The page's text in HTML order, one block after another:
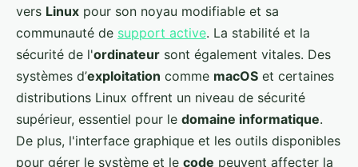
vers Linux pour son noyau modifiable et sa
communauté de support active. La stabilité et la
sécurité de l'ordinateur sont également vitales. Des
systèmes d’exploitation comme macOS et certaines
distributions Linux offrent un niveau de sécurité
supérieur, essentiel pour le domaine informatique.
De plus, l'interface graphique et les outils disponibles
pour gérer le système et le code peuvent affecter la